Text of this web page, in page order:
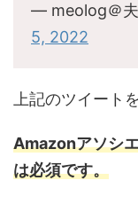
— meolog＠
5, 2022
上記のツイート
Amazonアソシ
は必須です。